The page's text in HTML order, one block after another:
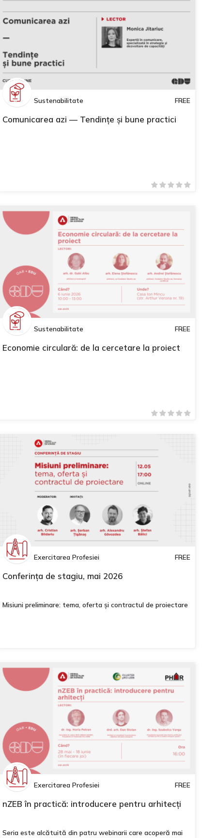
Sustenabilitate FREE
Comunicarea azi — Tendințe și bune practici
Sustenabilitate FREE
Economie circulară: de la cercetare la proiect
Exercitarea Profesiei FREE
Conferința de stagiu, mai 2026
Misiuni preliminare: tema, oferta și contractul de proiectare
Exercitarea Profesiei FREE
nZEB în practică: introducere pentru arhitecți
Seria este alcătuită din patru webinarii care acoperă mai